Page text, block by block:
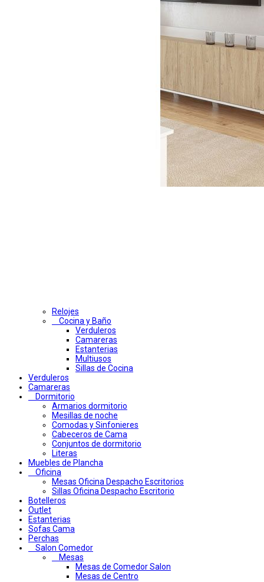
Relojes
Cocina y Baño
Verduleros
Camareras
Estanterias
Multiusos
Sillas de Cocina
Verduleros
Camareras
Dormitorio
Armarios dormitorio
Mesillas de noche
Comodas y Sinfonieres
Cabeceros de Cama
Conjuntos de dormitorio
Literas
Muebles de Plancha
Oficina
Mesas Oficina Despacho Escritorios
Sillas Oficina Despacho Escritorio
Botelleros
Outlet
Estanterias
Sofas Cama
Perchas
Salon Comedor
Mesas
Mesas de Comedor Salon
Mesas de Centro